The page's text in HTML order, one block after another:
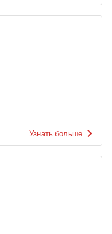
Узнать больше